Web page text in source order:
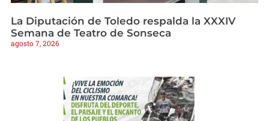
La Diputación de Toledo respalda la XXXIV
Semana de Teatro de Sonseca
agosto 7, 2026